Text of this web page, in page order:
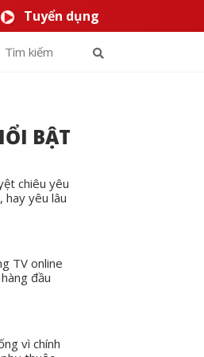
Tuyển dụng
BẬT
chiêu yêu
hay yêu lâu
TV online
đầu
vì chính